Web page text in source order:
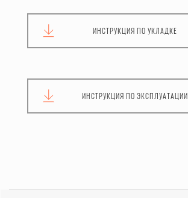
ИНСТРУКЦИЯ ПО УКЛАДКЕ
ИНСТРУКЦИЯ ПО ЭКСПЛУАТАЦИИ